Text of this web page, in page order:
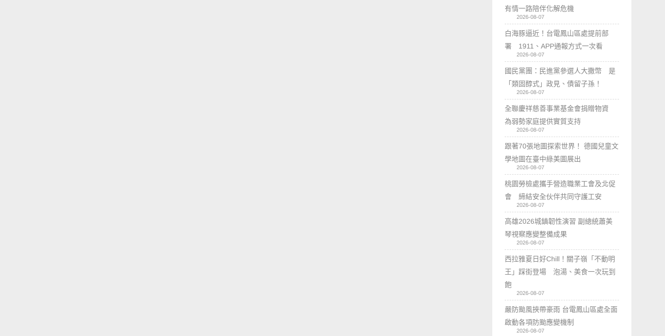
有情一路陪伴化解危機
2026-08-07
白海豚逼近！台電鳳山區處提前部
署 1911、APP通報方式一次看
2026-08-07
國民黨團：民進黨參選人大撒幣 是
「類固醇式」政見、債留子孫！
2026-08-07
全聯慶祥慈善事業基金會捐贈物資
為弱勢家庭提供實質支持
2026-08-07
跟著70張地圖探索世界！ 德國兒童文
學地圖在臺中綠美圖展出
2026-08-07
桃園勞檢處攜手營造職業工會及北促
會 締結安全伙伴共同守護工安
2026-08-07
高雄2026城鎮韌性演習 副總統蕭美
琴視察應變整備成果
2026-08-07
西拉雅夏日好Chill！關子嶺「不動明
王」踩街登場 泡湯、美食一次玩到
飽
2026-08-07
嚴防颱風挾帶豪雨 台電鳳山區處全面
啟動各項防颱應變機制
2026-08-07